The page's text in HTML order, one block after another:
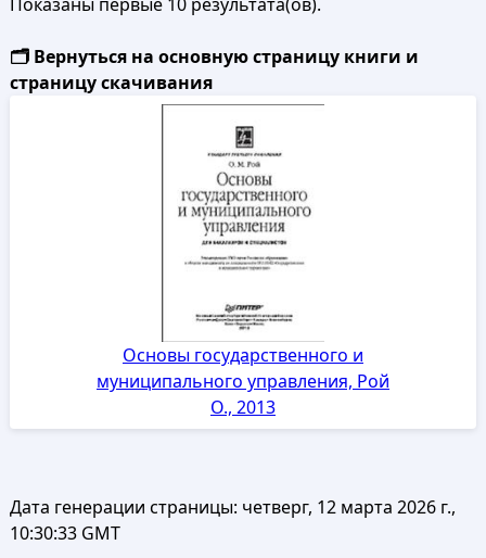
🗂️ Вернуться на основную страницу книги и
страницу скачивания
Основы государственного и
муниципального управления, Рой
О., 2013
Дата генерации страницы: четверг, 12 марта 2026 г.,
10:30:33 GMT